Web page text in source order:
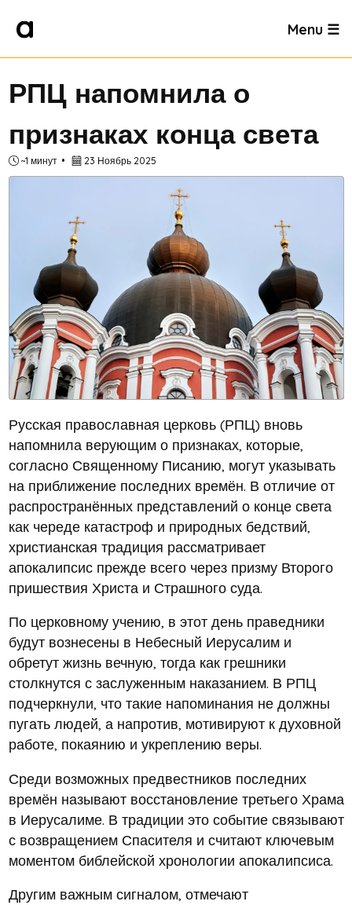
Menu ☰
РПЦ напомнила о
признаках конца света
~1 минут 23 Ноябрь 2025
Русская православная церковь (РПЦ) вновь
напомнила верующим о признаках, которые,
согласно Священному Писанию, могут указывать
на приближение последних времён. В отличие от
распространённых представлений о конце света
как череде катастроф и природных бедствий,
христианская традиция рассматривает
апокалипсис прежде всего через призму Второго
пришествия Христа и Страшного суда.
По церковному учению, в этот день праведники
будут вознесены в Небесный Иерусалим и
обретут жизнь вечную, тогда как грешники
столкнутся с заслуженным наказанием. В РПЦ
подчеркнули, что такие напоминания не должны
пугать людей, а напротив, мотивируют к духовной
работе, покаянию и укреплению веры.
Среди возможных предвестников последних
времён называют восстановление третьего Храма
в Иерусалиме. В традиции это событие связывают
с возвращением Спасителя и считают ключевым
моментом библейской хронологии апокалипсиса.
Другим важным сигналом, отмечают